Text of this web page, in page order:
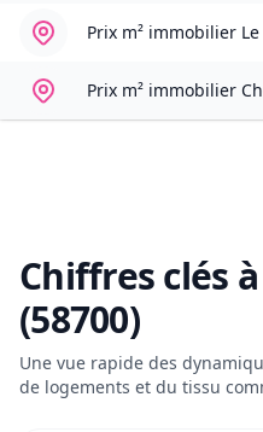
Prix m² immobilier
Prix m² immobilier
Chiffres clés à
(58700)
Une vue rapide des
de logements et du tissu